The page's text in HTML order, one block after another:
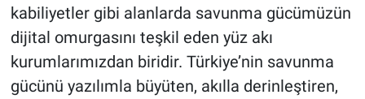
kabiliyetler gibi alanlarda savunma gücümüzün
dijital omurgasını teşkil eden yüz akı
kurumlarımızdan biridir. Türkiye’nin savunma
gücünü yazılımla büyüten, akılla derinleştiren,